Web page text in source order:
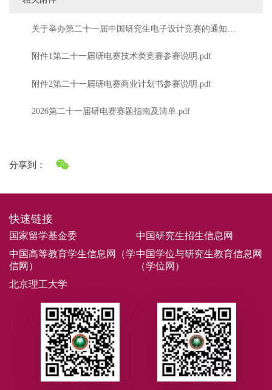
关于举办第二十一届中国研究生电子设计竞赛的通知
附件1第二十一届研电赛技术类竞赛参赛说明.pdf
附件2第二十一届研电赛商业计划书参赛说明.pdf
2026第二十一届研电赛赛题指南及清单.pdf
分享到：
快速链接
国家留学基金委
中国研究生招生信息网
中国高等教育学生信息网（学
信网）
中国学位与研究生教育信息网
（学位网）
北京理工大学